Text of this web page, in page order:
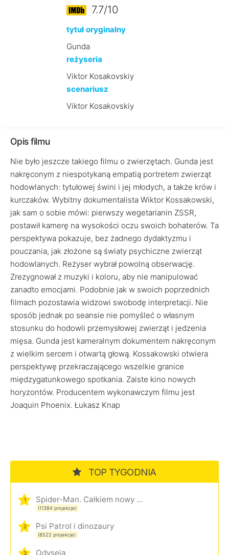
7.7/10
tytuł oryginalny
Gunda
reżyseria
Viktor Kosakovskiy
scenariusz
Viktor Kosakovskiy
Opis filmu
Nie było jeszcze takiego filmu o zwierzętach. Gunda jest
nakręconym z niespotykaną empatią portretem zwierząt
hodowlanych: tytułowej świni i jej młodych, a także krów i
kurczaków. Wybitny dokumentalista Wiktor Kossakowski,
jak sam o sobie mówi: pierwszy wegetarianin ZSSR,
postawił kamerę na wysokości oczu swoich bohaterów. Ta
perspektywa pokazuje, bez żadnego dydaktyzmu i
pouczania, jak złożone są światy psychiczne zwierząt
hodowlanych. Reżyser wybrał powolną obserwację.
Zrezygnował z muzyki i koloru, aby nie manipulować
zanadto emocjami. Podobnie jak w swoich poprzednich
filmach pozostawia widzowi swobodę interpretacji. Nie
sposób jednak po seansie nie pomyśleć o własnym
stosunku do hodowli przemysłowej zwierząt i jedzenia
mięsa. Gunda jest kameralnym dokumentem nakręconym
z wielkim sercem i otwartą głową. Kossakowski otwiera
perspektywę przekraczającego wszelkie granice
międzygatunkowego spotkania. Zaiste kino nowych
horyzontów. Producentem wykonawczym filmu jest
Joaquin Phoenix. Łukasz Knap
TOP TYGODNIA
1 Spider-Man. Całkiem nowy dzień
(11384 projekcje)
2 Psi Patrol i dinozaury
(8522 projekcje)
3 Odyseja